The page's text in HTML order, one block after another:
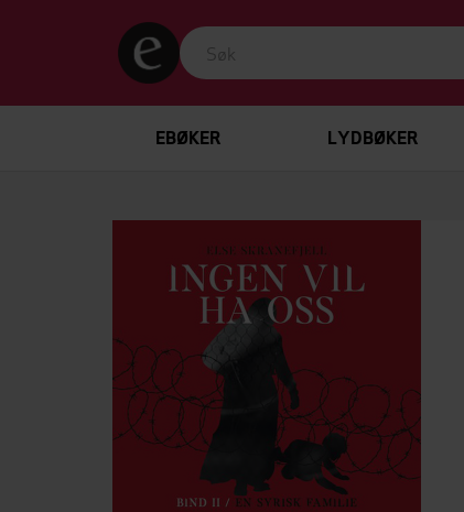
EBØKER LYDBØKER